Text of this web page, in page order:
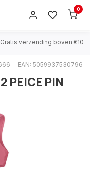
0
Gratis verzending boven €100
EAN: 5059937530796
PEICE PIN